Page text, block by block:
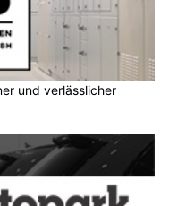
und verlässlicher